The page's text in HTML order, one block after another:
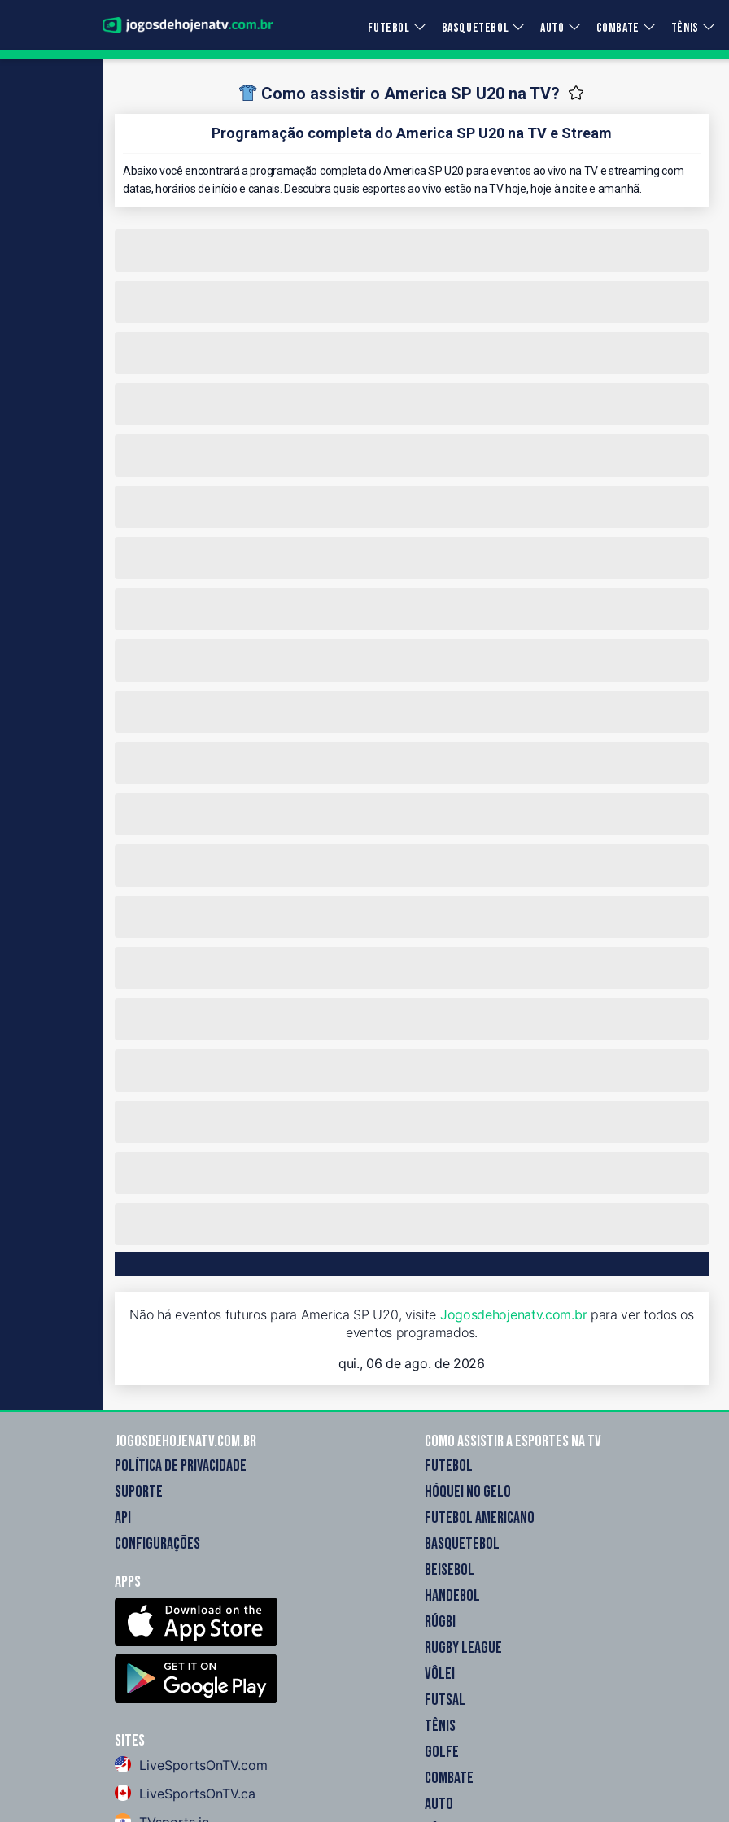
FUTEBOL BASQUETEBOL AUTO COMBATE TÊNIS
Como assistir o America SP U20 na TV?
Programação completa do America SP U20 na TV e Stream
Abaixo você encontrará a programação completa do America SP U20 para eventos ao vivo na TV e streaming com
datas, horários de início e canais. Descubra quais esportes ao vivo estão na TV hoje, hoje à noite e amanhã.
Não há eventos futuros para America SP U20, visite Jogosdehojenatv.com.brpara ver todos os
eventos programados.
qui., 06 de ago. de 2026
Jogosdehojenatv.com.br
POLÍTICA DE PRIVACIDADE
SUPORTE
API
CONFIGURAÇÕES
Apps
Sites
LiveSportsOnTV.com
LiveSportsOnTV.ca
Como assistir a esportes na TV
FUTEBOL
HÓQUEI NO GELO
FUTEBOL AMERICANO
BASQUETEBOL
BEISEBOL
HANDEBOL
RÚGBI
RUGBY LEAGUE
VÔLEI
FUTSAL
TÊNIS
GOLFE
COMBATE
AUTO